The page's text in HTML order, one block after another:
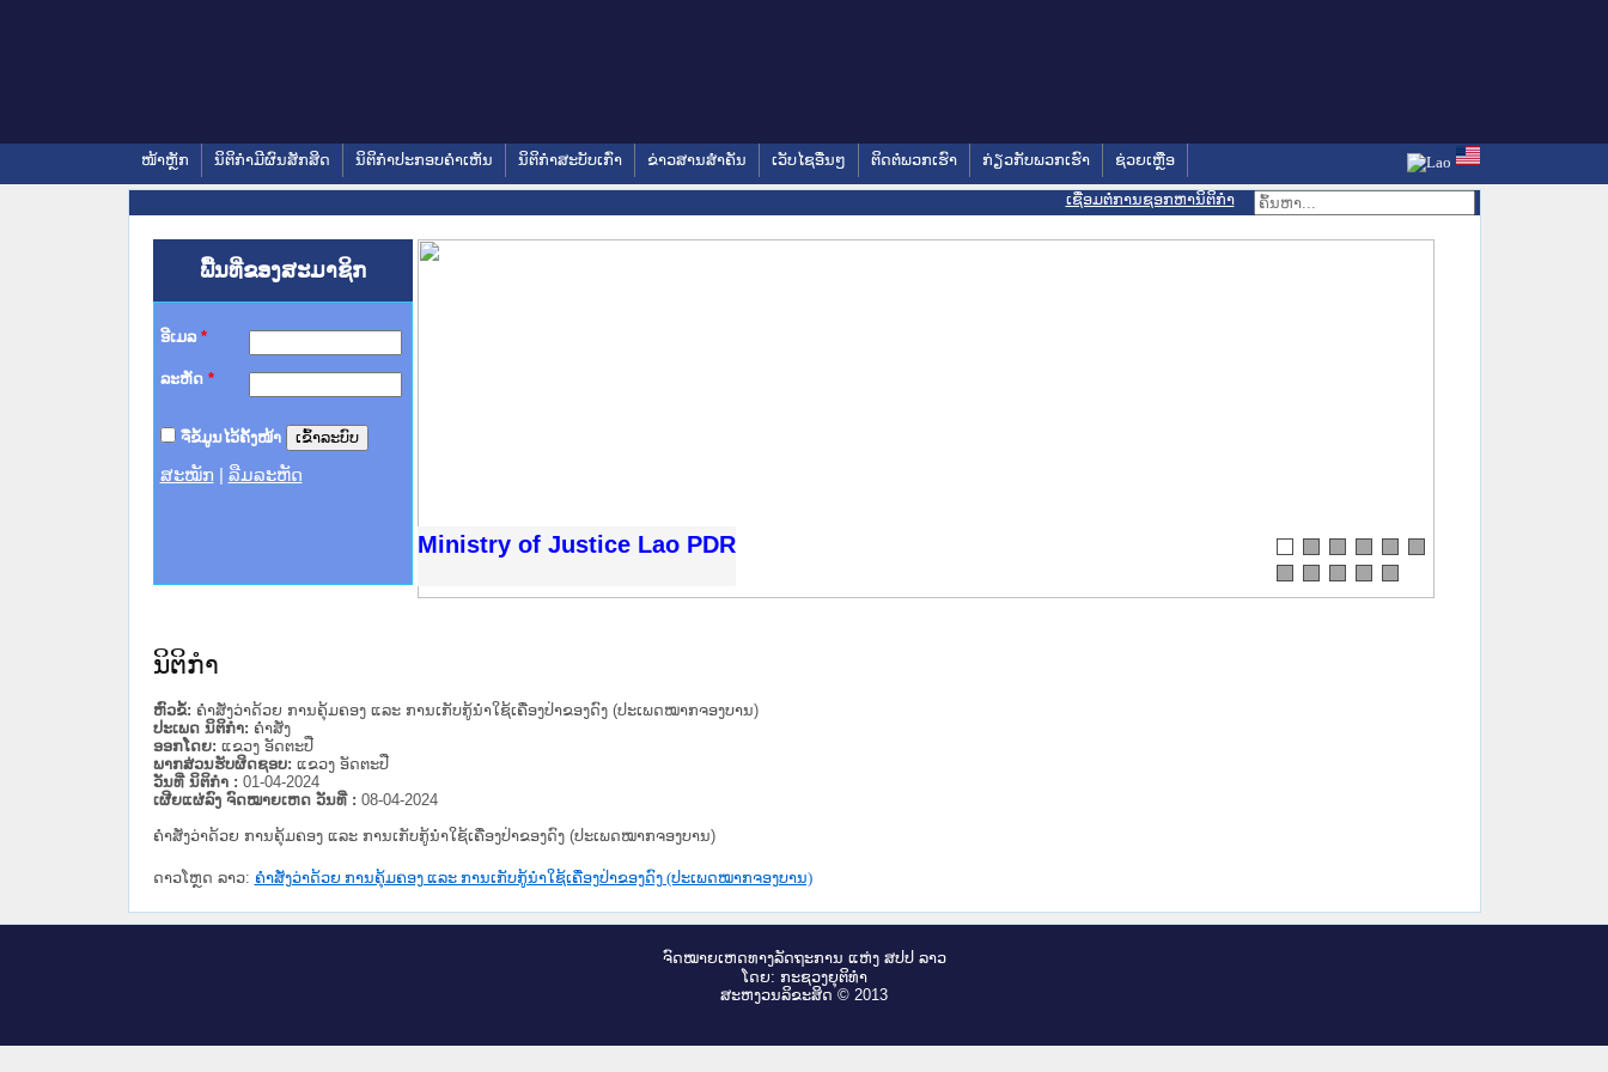
ໜ້າຫຼັກ ນິຕິກໍາມີຜົນສັກສິດ ນິຕິກໍາປະກອບຄໍາເຫັນ ນິຕິກໍາສະບັບເກົ່າ ຂ່າວສານສໍາຄັນ ເວັບໄຊອື່ນໆ ຕິດຕໍ່ພວກເຮົາ ກ່ຽວກັບພວກເຮົາ ຊ່ວຍເຫຼືອ
ເຊື່ອມຕໍ່ການຊອກຫານິຕິກຳ
ພື້ນທີ່ຂອງສະມາຊິກ
ອີເມລ *
ລະຫັດ *
ຈື່ຂໍ້ມູນໄວ້ຄັ້ງໜ້າ
ສະໝັກ ລືມລະຫັດ
Ministry of Justice Lao PDR
ານສະພາປະຊາຊົນ ພາກເໜືອ
ທາງລັດຖະການ
ສຳລັບ ພາກກາງ
ສຳລັບ ພາກໃຕ້
ວິທະຍາຄານຕຳຫຼວດປະຊາຊົນ
ວິທະຍາຄານສັນຕິບານປະຊາຊົນ
ຂັ້ນແຂວງພາກເໜືອ
ານສະພາປະຊາຊົນ ພາກກາງ
ນິຕິກໍາ
ຫົວຂໍ້: ຄຳສັ່ງວ່າດ້ວຍ ການຄຸ້ມຄອງ ແລະ ການເກັບກູ້ນຳໃຊ້ເຄື່ອງປ່າຂອງດົງ (ປະເພດໝາກຈອງບານ)
ປະເພດ ນິຕິກໍາ: ຄໍາສັ່ງ
ອອກໂດຍ: ແຂວງ ອັດຕະປື
ພາກສ່ວນຮັບຜິດຊອບ: ແຂວງ ອັດຕະປື
ວັນທີ່ ນິຕິກໍາ : 01-04-2024
ເຜີຍແຜ່ລົງ ຈົດໝາຍເຫດ ວັນທີ່ : 08-04-2024
ຄຳສັ່ງວ່າດ້ວຍ ການຄຸ້ມຄອງ ແລະ ການເກັບກູ້ນຳໃຊ້ເຄື່ອງປ່າຂອງດົງ (ປະເພດໝາກຈອງບານ)
ດາວໂຫຼດ ລາວ: ຄຳສັ່ງວ່າດ້ວຍ ການຄຸ້ມຄອງ ແລະ ການເກັບກູ້ນຳໃຊ້ເຄື່ອງປ່າຂອງດົງ (ປະເພດໝາກຈອງບານ)
ຈົດ​ໝາຍ​ເຫດ​ທາງ​ລັດ​ຖະ​ການ ແຫ່ງ ສ​ປ​ປ ລາວ
ໂດຍ: ກະ​ຊວງຍຸ​ຕິ​ທຳ
ສະ​ຫງວນ​ລິ​ຂະ​ສິດ © 2013